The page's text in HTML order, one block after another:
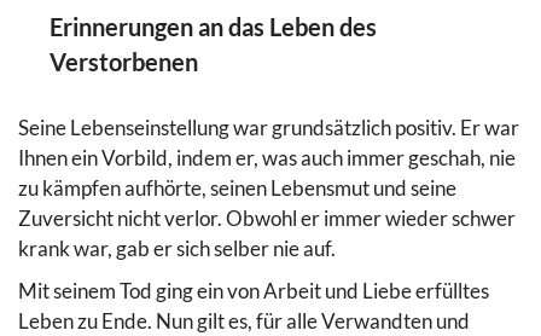
Erinnerungen an das Leben des
Verstorbenen
Seine Lebenseinstellung war grundsätzlich positiv. Er war
Ihnen ein Vorbild, indem er, was auch immer geschah, nie
zu kämpfen aufhörte, seinen Lebensmut und seine
Zuversicht nicht verlor. Obwohl er immer wieder schwer
krank war, gab er sich selber nie auf.
Mit seinem Tod ging ein von Arbeit und Liebe erfülltes
Leben zu Ende. Nun gilt es, für alle Verwandten und